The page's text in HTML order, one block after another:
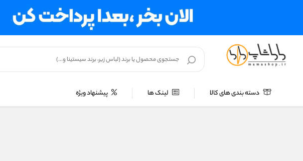
دسته بندی های کالا لینک ها پیشنهاد ویژه